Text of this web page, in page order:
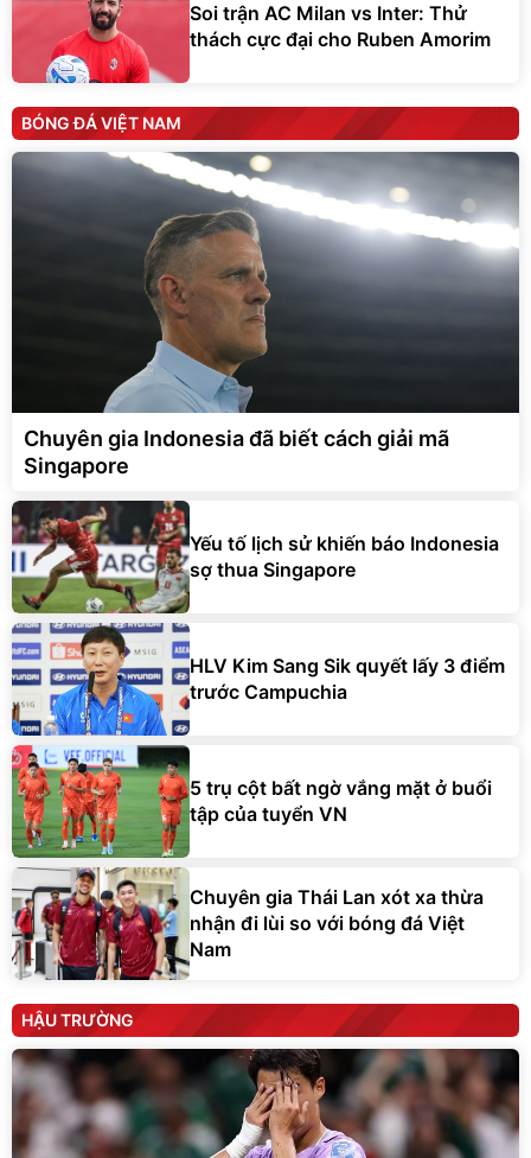
Soi trận AC Milan vs Inter: Thử
thách cực đại cho Ruben Amorim
BÓNG ĐÁ VIỆT NAM
Chuyên gia Indonesia đã biết cách giải mã
Singapore
Yếu tố lịch sử khiến báo Indonesia
sợ thua Singapore
HLV Kim Sang Sik quyết lấy 3 điểm
trước Campuchia
5 trụ cột bất ngờ vắng mặt ở buổi
tập của tuyển VN
Chuyên gia Thái Lan xót xa thừa
nhận đi lùi so với bóng đá Việt
Nam
HẬU TRƯỜNG